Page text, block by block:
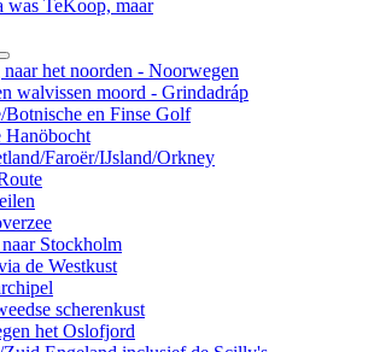
was TeKoop, maar
het noorden - Noorwegen
walvissen moord - Grindadráp
Botnische en Finse Golf
Hanöbocht
Faroër/IJsland/Orkney
Stockholm
de Westkust
scherenkust
het Oslofjord